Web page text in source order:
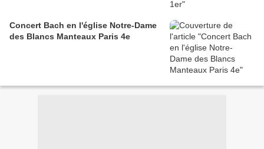
Concert Bach en l'église Notre-Dame
des Blancs Manteaux Paris 4e